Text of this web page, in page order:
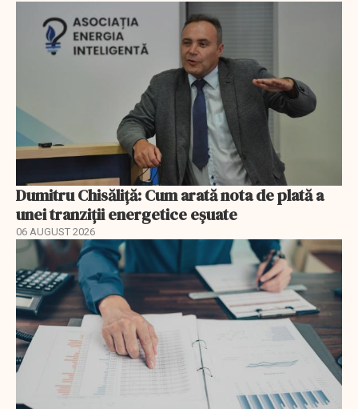
Dumitru Chisăliță: Cum arată nota de plată a
unei tranziții energetice eșuate
06 AUGUST 2026